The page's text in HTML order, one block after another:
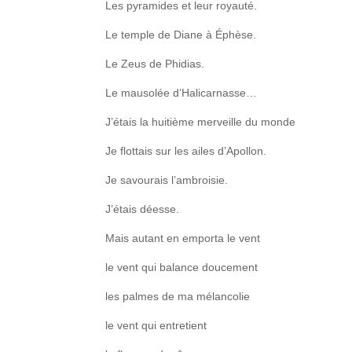
Les pyramides et leur royauté.
Le temple de Diane à Éphèse.
Le Zeus de Phidias.
Le mausolée d’Halicarnasse…
J’étais la huitième merveille du monde
Je flottais sur les ailes d’Apollon.
Je savourais l’ambroisie.
J’étais déesse.
Mais autant en emporta le vent
le vent qui balance doucement
les palmes de ma mélancolie
le vent qui entretient